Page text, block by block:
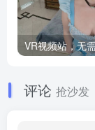
评论 抢沙发